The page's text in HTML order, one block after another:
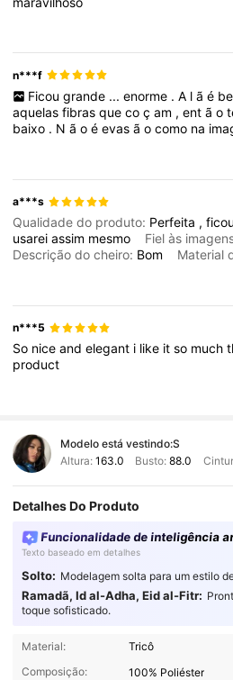
n***f
Ficou grande ... enorme . A l ã é
aquelasfibrasquecoçam ,então
baixo . Nãoéevasãocomo na
a***s
Qualidade do produto: Perfeita ,ficou
usareiassim mesmo Fiel às
Descrição do cheiro: Bom Material
n***5
So niceandelegant i like itso much
product
Modelo está vestindo:S
Altura: 163.0 Busto:88.0
Detalhes Do Produto
Funcionalidade de inteligência
Texto baseado em detalhes
Solto: Modelagem solta para um estilo
Ramadã, Id al-Adha, Eid al-Fitr:
toque sofisticado.
Material:
Tricô
Composição:
100% Poliéster